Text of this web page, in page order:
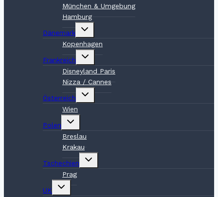
München & Umgebung
Hamburg
Dänemark
Untermenü
Kopenhagen
Frankreich
Untermenü
Disneyland Paris
Nizza / Cannes
Österreich
Untermenü
Wien
Polen
Untermenü
Breslau
Krakau
Tschechien
Untermenü
Prag
UK
Untermenü